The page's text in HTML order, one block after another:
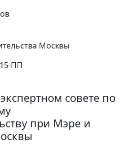
Москвы
ПП
совете по
при Мэре и